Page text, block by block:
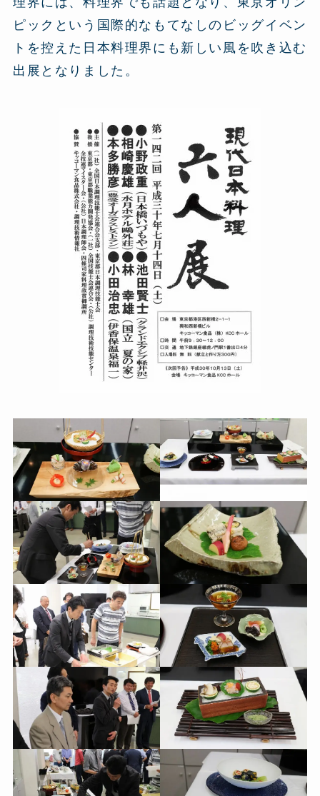
ピックという国際的なもてなしのビッグイベン
トを控えた日本料理界にも新しい風を吹き込む
出展となりました。